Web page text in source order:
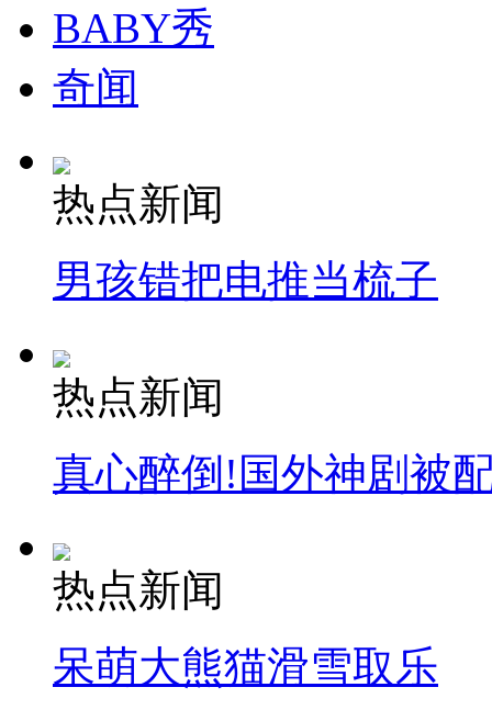
走！跟着总书记去植树
消防员救轻生者
纽约上演“枕头大战”
司机酒驾遇交警 急速倒车逃窜
BABY秀
奇闻
热点新闻
男孩错把电推当梳子
热点新闻
真心醉倒!国外神剧被
热点新闻
呆萌大熊猫滑雪取乐